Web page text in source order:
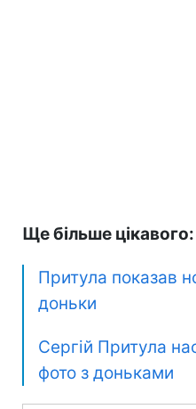
Ще більше цікавого:
Притула показав
доньки
Сергій Притула
фото з доньками